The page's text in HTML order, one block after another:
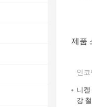
제품
인
니
강